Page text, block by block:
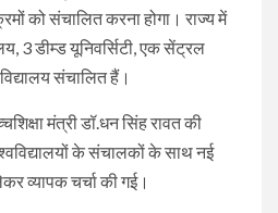
को संचालित करना होगा। राज्य में
3 डीम्ड यूनिवर्सिटी, एक सेंट्रल
संचालित हैं।
मंत्री डॉ.धन सिंह रावत की
के संचालकों के साथ नई
व्यापक चर्चा की गई।